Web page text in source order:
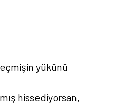
yükünü
hissediyorsan,